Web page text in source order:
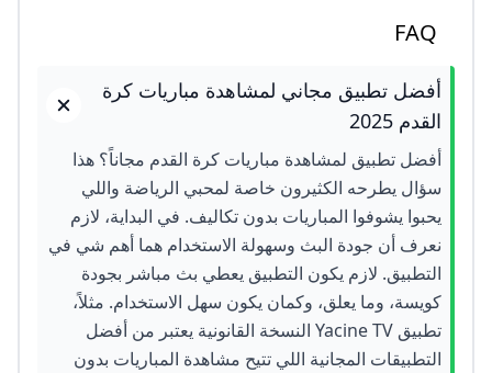
FAQ
أفضل تطبيق مجاني لمشاهدة مباريات كرة
القدم 2025
أفضل تطبيق لمشاهدة مباريات كرة القدم مجاناً؟ هذا
سؤال يطرحه الكثيرون خاصة لمحبي الرياضة واللي
يحبوا يشوفوا المباريات بدون تكاليف. في البداية، لازم
نعرف أن جودة البث وسهولة الاستخدام هما أهم شي في
التطبيق. لازم يكون التطبيق يعطي بث مباشر بجودة
كويسة، وما يعلق، وكمان يكون سهل الاستخدام. مثلاً،
تطبيق Yacine TV النسخة القانونية يعتبر من أفضل
التطبيقات المجانية اللي تتيح مشاهدة المباريات بدون